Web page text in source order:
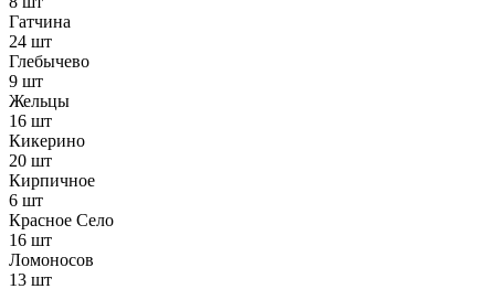
Гатчина
24 шт
Глебычево
9 шт
Жельцы
16 шт
Кикерино
20 шт
Кирпичное
6 шт
Красное Село
16 шт
Ломоносов
13 шт